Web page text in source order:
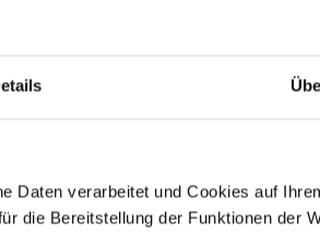
Daten verarbeitet und Cookies auf
die Bereitstellung der Funktionen der